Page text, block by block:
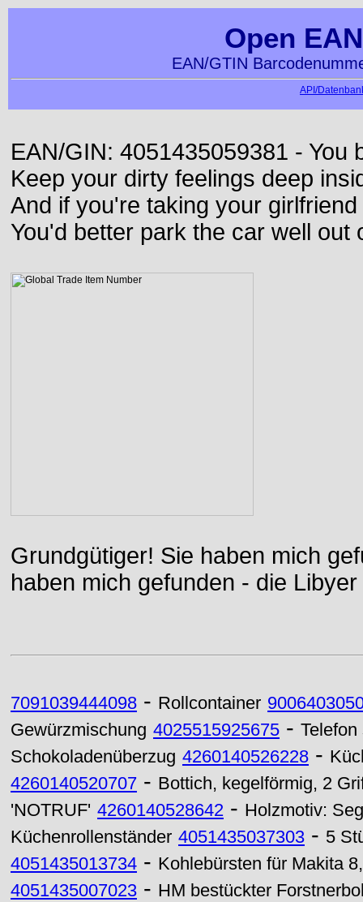
Open
EAN/GTIN
API/
EAN/GIN: 4051435059381 - You
Keep your dirty feelings deep
And if you're taking your
You'd better park the car well out
Grundgütiger! Sie haben mich
haben mich gefunden - die
7091039444098 - Rollcontainer
Gewürzmischung 4025515925675 -
Schokoladenüberzug 4260140526228 -
4260140520707 - Bottich, kegelförmig, 2
'NOTRUF' 4260140528642 - Holzmotiv:
Küchenrollenständer 4051435037303 - 5
4051435013734 - Kohlebürsten für Makita
4051435007023 - HM bestückter